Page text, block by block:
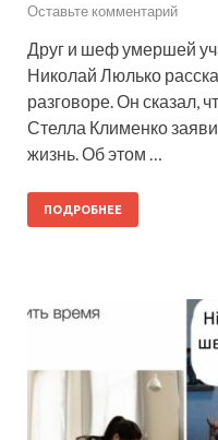
Оставьте комментарий
Друг и шеф умершей
Николай Люлько
разговоре. Он сказал,
Стелла Клименко
жизнь. Об этом …
ПОДРОБНЕЕ